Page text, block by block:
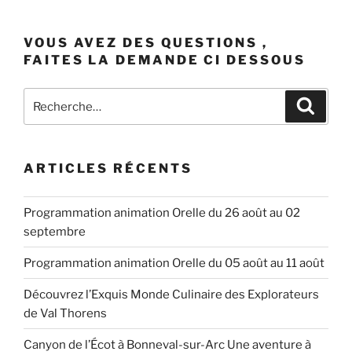
VOUS AVEZ DES QUESTIONS ,
FAITES LA DEMANDE CI DESSOUS
pour
ARTICLES RÉCENTS
Programmation animation Orelle du 26 août au 02
septembre
Programmation animation Orelle du 05 août au 11 août
Découvrez l’Exquis Monde Culinaire des Explorateurs
de Val Thorens
Canyon de l’Écot à Bonneval-sur-Arc Une aventure à